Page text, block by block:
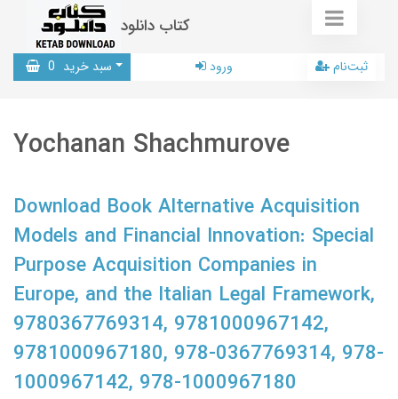
کتاب دانلود
سبد خرید 0 ورود ثبت‌نام
Yochanan Shachmurove
Download Book Alternative Acquisition
Models and Financial Innovation: Special
Purpose Acquisition Companies in
Europe, and the Italian Legal Framework,
9780367769314, 9781000967142,
9781000967180, 978-0367769314, 978-
1000967142, 978-1000967180